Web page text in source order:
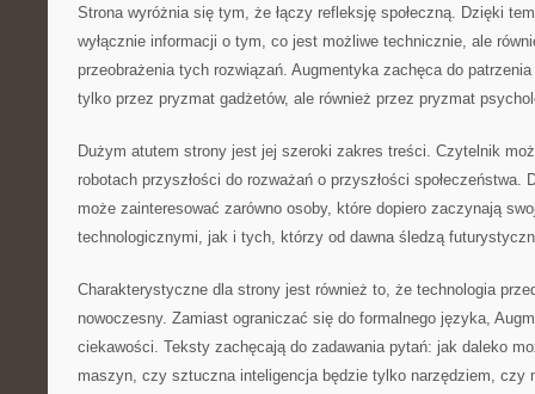
Strona wyróżnia się tym, że łączy refleksję społeczną. Dzięki
wyłącznie informacji o tym, co jest możliwe technicznie, ale
przeobrażenia tych rozwiązań. Augmentyka zachęca do
tylko przez pryzmat gadżetów, ale również przez pryzmat
Dużym atutem strony jest jej szeroki zakres treści. Czytelnik
robotach przyszłości do rozważań o przyszłości społeczeństwa.
może zainteresować zarówno osoby, które dopiero zaczynają
technologicznymi, jak i tych, którzy od dawna śledzą
Charakterystyczne dla strony jest również to, że technologia
nowoczesny. Zamiast ograniczać się do formalnego języka,
ciekawości. Teksty zachęcają do zadawania pytań: jak daleko
maszyn, czy sztuczna inteligencja będzie tylko narzędziem, czy